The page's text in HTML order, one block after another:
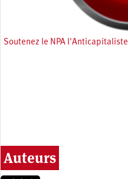
Soutenez le NPA l'Anticapitaliste
Auteurs